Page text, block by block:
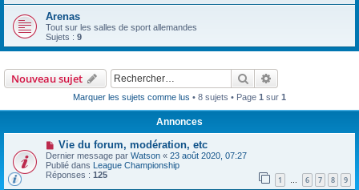
Arenas
Tout sur les salles de sport allemandes
Sujets : 9
Nouveau sujet Rechercher
Marquer les sujets comme lus • 8 sujets • Page 1 sur 1
Annonces
Vie du forum, modération, etc
Dernier message par Watson « 23 août 2020, 07:27
Publié dans League Championship
Réponses : 125 1 … 6 7 8 9